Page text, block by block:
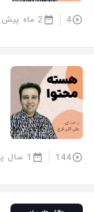
4 2 ماه پیش
144 1 سال پیش